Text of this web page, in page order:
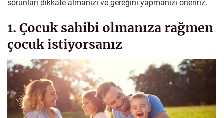
sorunları dikkate almanızı ve gereğini yapmanızı öneririz.
1. Çocuk sahibi olmanıza rağmen
çocuk istiyorsanız